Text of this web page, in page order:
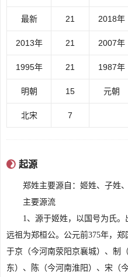
最新 21 2018年
2013年 21 2007年
1995年 21 1987年
明朝 15 元朝
北宋 7
起源
郑姓主要源自：姬姓、子姓、
主要源流
1、源于姬姓，以国号为氏。
远祖为郑桓公。公元前375年，
于京（今河南荥阳京襄城）、制
东）、陈（今河南淮阳）、宋（